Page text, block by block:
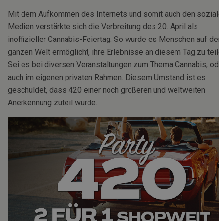
Mit dem Aufkommen des Internets und somit auch den
Medien verstärkte sich die Verbreitung des 20. April als
inoffizieller Cannabis-Feiertag. So wurde es Menschen auf
ganzen Welt ermöglicht, ihre Erlebnisse an diesem Tag zu
Sei es bei diversen Veranstaltungen zum Thema Cannabis,
auch im eigenen privaten Rahmen. Diesem Umstand ist es
geschuldet, dass 420 einer noch größeren und weltweiten
Anerkennung zuteil wurde.